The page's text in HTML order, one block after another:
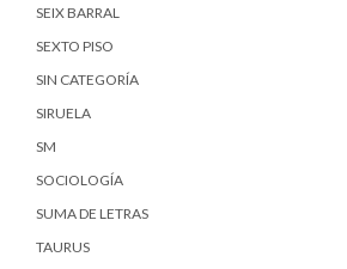
SEIX BARRAL
SEXTO PISO
SIN CATEGORÍA
SIRUELA
SM
SOCIOLOGÍA
SUMA DE LETRAS
TAURUS